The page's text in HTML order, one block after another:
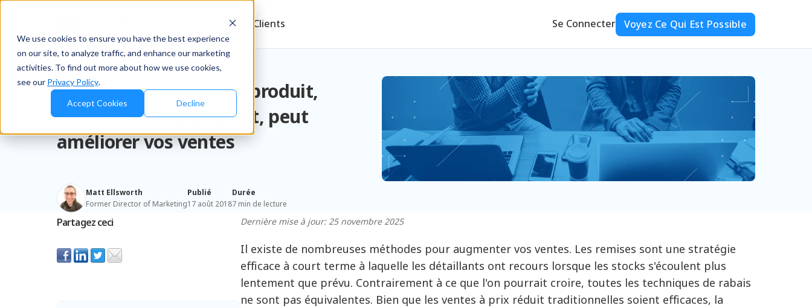
We use cookies to ensure you have the best experience
on our site, to analyze traffic, and enhance our marketing
activities. To find out more about how we use cookies,
see our Privacy Policy.
Accept Cookies Decline
Ressources Clients Se Connecter Voyez Ce Qui Est Possible
Blog/Brands
Comment l'achat d'un produit,
l'obtention d'un produit, peut
améliorer vos ventes
Matt Ellsworth
Former Director of Marketing
Publié
17 août 2018
Durée
7 min de lecture
Partagez ceci Dernière mise à jour: 25 novembre 2025
Il existe de nombreuses méthodes pour augmenter vos ventes. Les remises sont une stratégie
efficace à court terme à laquelle les détaillants ont recours lorsque les stocks s'écoulent plus
lentement que prévu. Contrairement à ce que l'on pourrait croire, toutes les techniques de rabais
ne sont pas équivalentes. Bien que les ventes à prix réduit traditionnelles soient efficaces, la